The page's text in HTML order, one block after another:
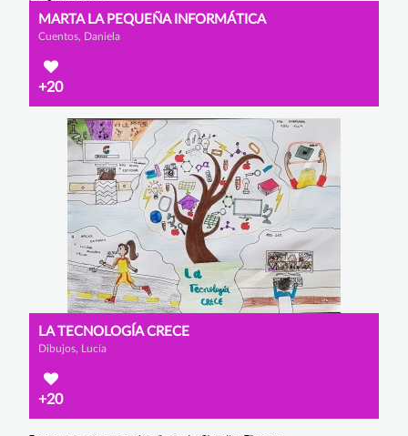
MARTA LA PEQUEÑA INFORMÁTICA
Cuentos, Daniela
+20
LA TECNOLOGÍA CRECE
Dibujos, Lucía
+20